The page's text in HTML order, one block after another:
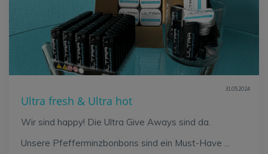
31.05.2024
Ultra fresh & Ultra hot
Wir sind happy! Die Ultra Give Aways sind da.
Unsere Pfefferminzbonbons sind ein Must-Have ...